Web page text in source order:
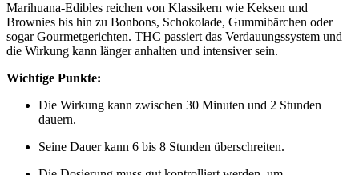
Marihuana-Edibles reichen von Klassikern wie Keksen und
Brownies bis hin zu Bonbons, Schokolade, Gummibärchen oder
sogar Gourmetgerichten. THC passiert das Verdauungssystem und
die Wirkung kann länger anhalten und intensiver sein.
Wichtige Punkte:
Die Wirkung kann zwischen 30 Minuten und 2 Stunden
dauern.
Seine Dauer kann 6 bis 8 Stunden überschreiten.